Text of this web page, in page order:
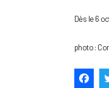
Dès le 6
photo :